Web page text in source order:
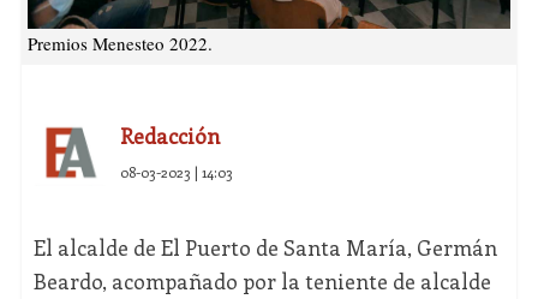
Premios Menesteo 2022.
Redacción
08-03-2023 | 14:03
El alcalde de El Puerto de Santa María, Germán
Beardo, acompañado por la teniente de alcalde